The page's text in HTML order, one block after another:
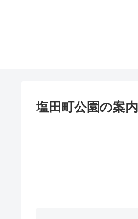
塩田町公園の案内